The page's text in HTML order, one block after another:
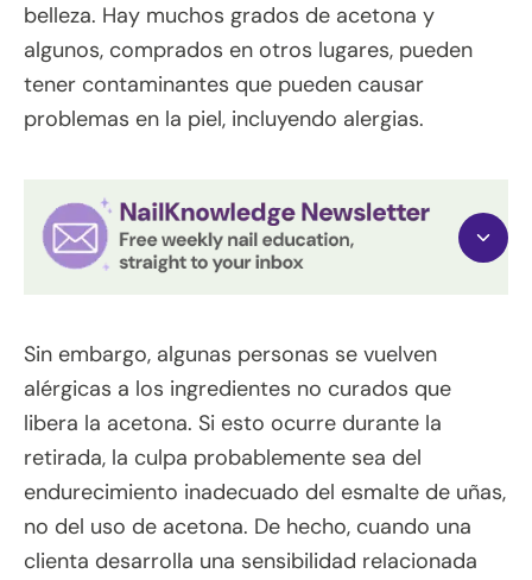
belleza. Hay muchos grados de acetona y
algunos, comprados en otros lugares, pueden
tener contaminantes que pueden causar
problemas en la piel, incluyendo alergias.
Sin embargo, algunas personas se vuelven
alérgicas a los ingredientes no curados que
libera la acetona. Si esto ocurre durante la
retirada, la culpa probablemente sea del
endurecimiento inadecuado del esmalte de uñas,
no del uso de acetona. De hecho, cuando una
clienta desarrolla una sensibilidad relacionada